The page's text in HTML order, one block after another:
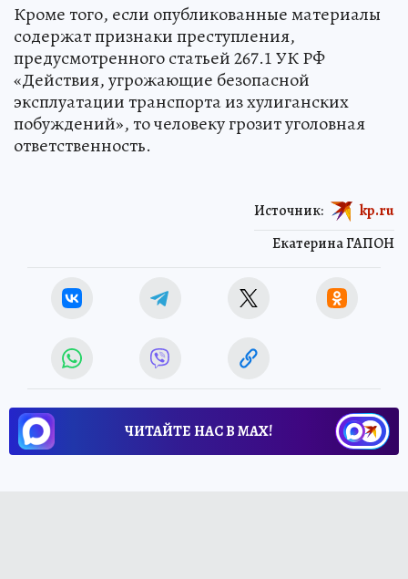
Кроме того, если опубликованные материалы
содержат признаки преступления,
предусмотренного статьей 267.1 УК РФ
«Действия, угрожающие безопасной
эксплуатации транспорта из хулиганских
побуждений», то человеку грозит уголовная
ответственность.
Екатерина ГАПОН
Источник: kp.ru
ЧИТАЙТЕ НАС В МАХ!